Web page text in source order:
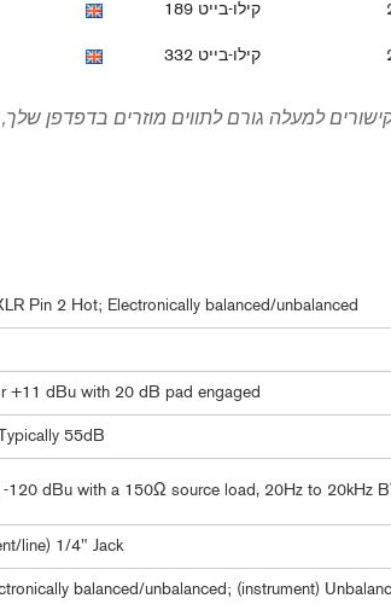
189 קילו-בייט
332 קילו-בייט
למעלה גורם לתווים מוזרים בדפדפן
Pin 2 Hot; Electronically balanced/unbalanced
+11 dBu with 20 dB pad engaged
55dB
-120 dBu with a 150Ω source load, 20Hz to 20kHz
line) 1/4" Jack
balanced/unbalanced; (instrument)